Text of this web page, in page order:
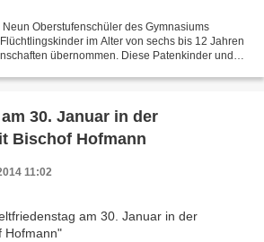
Oberstufenschüler des Gymnasiums
im Alter von sechs bis 12 Jahren
übernommen. Diese Patenkinder und
30. Januar in der
Bischof Hofmann
11:02